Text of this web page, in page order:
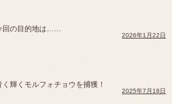
回の目的地は……
2026年1月22日
輝くモルフォチョウを捕獲！
2025年7月18日